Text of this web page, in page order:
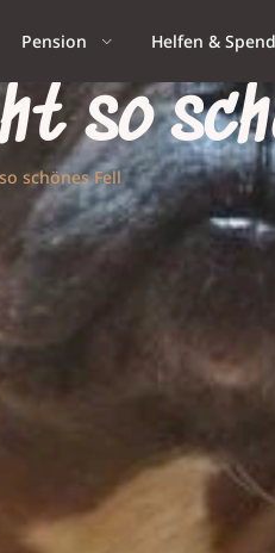
Pension Helfen &
so
schönes Fell